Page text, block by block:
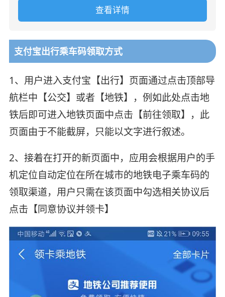
查看详情
支付宝出行乘车码领取方式
1、用户进入支付宝【出行】页面通过点击顶部导
航栏中【公交】或者【地铁】，例如此处点击地
铁后即可进入地铁页面中点击【前往领取】，此
页面由于不能截屏，只能以文字进行叙述。
2、接着在打开的新页面中，应用会根据用户的手
机定位自动定位在所在城市的地铁电子乘车码的
领取渠道，用户只需在该页面中勾选相关协议后
点击【同意协议并领卡】